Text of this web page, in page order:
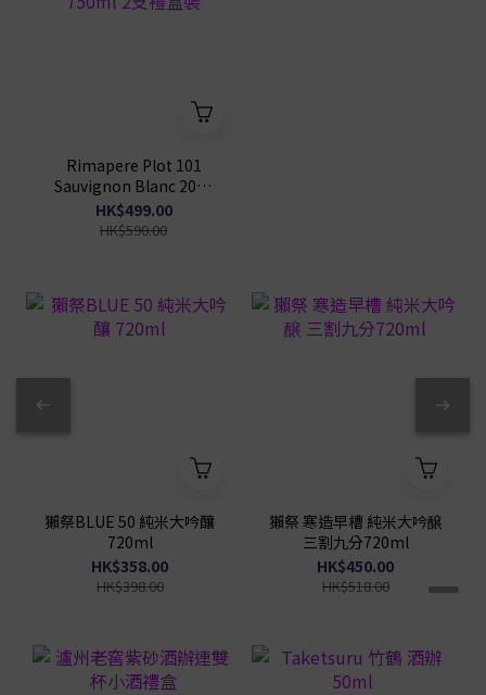
Rimapere Plot 101
Sauvignon Blanc 2023
750ml 2支禮盒裝
HK$499.00
HK$590.00
獺祭BLUE 50 純米大吟釀
720ml
HK$358.00
HK$398.00
獺祭 寒造早槽 純米大吟醸
三割九分720ml
HK$450.00
HK$518.00